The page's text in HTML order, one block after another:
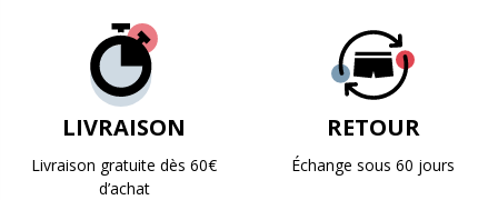
LIVRAISON
Livraison gratuite dès 60€
d’achat
RETOUR
Échange sous 60 jours